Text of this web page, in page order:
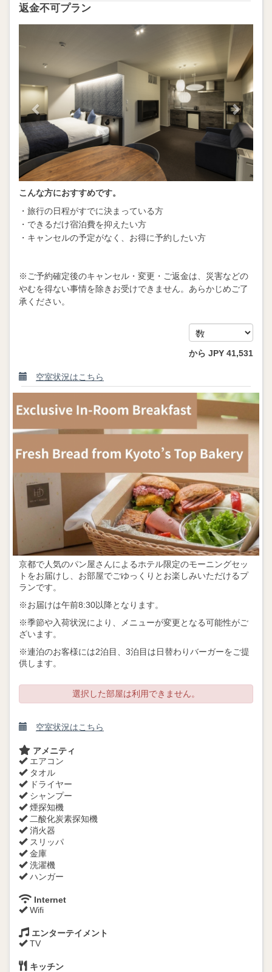
返金不可プラン
こんな方におすすめです。
・旅行の日程がすでに決まっている方
・できるだけ宿泊費を抑えたい方
・キャンセルの予定がなく、お得に予約したい方
※ご予約確定後のキャンセル・変更・ご返金は、災害などの
やむを得ない事情を除きお受けできません。あらかじめご了
承ください。
から JPY 41,531
空室状況はこちら
京都で人気のパン屋さんによるホテル限定のモーニングセッ
トをお届けし、お部屋でごゆっくりとお楽しみいただけるプ
ランです。
※お届けは午前8:30以降となります。
※季節や入荷状況により、メニューが変更となる可能性がご
ざいます。
※連泊のお客様には2泊目、3泊目は日替わりバーガーをご提
供します。
選択した部屋は利用できません。
空室状況はこちら
アメニティ
エアコン
タオル
ドライヤー
シャンプー
煙探知機
二酸化炭素探知機
消火器
スリッパ
金庫
洗濯機
ハンガー
Internet
Wifi
エンターテイメント
TV
キッチン